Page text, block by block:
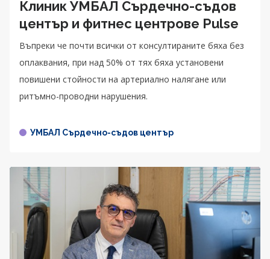
Клиник УМБАЛ Сърдечно-съдов
център и фитнес центрове Pulse
Въпреки че почти всички от консултираните бяха без
оплаквания, при над 50% от тях бяха установени
повишени стойности на артериално налягане или
ритъмно-проводни нарушения.
УМБАЛ Сърдечно-съдов център